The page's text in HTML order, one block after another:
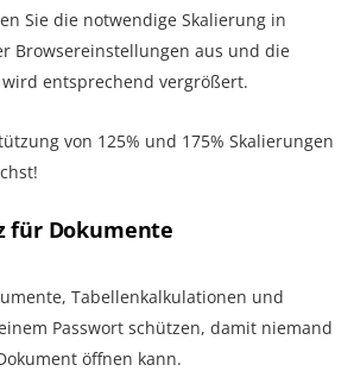
Sie die notwendige Skalierung in
Browsereinstellungen aus und die
entsprechend vergrößert.
von 125% und 175% Skalierungen
für Dokumente
Tabellenkalkulationen und
Passwort schützen, damit niemand
öffnen kann.